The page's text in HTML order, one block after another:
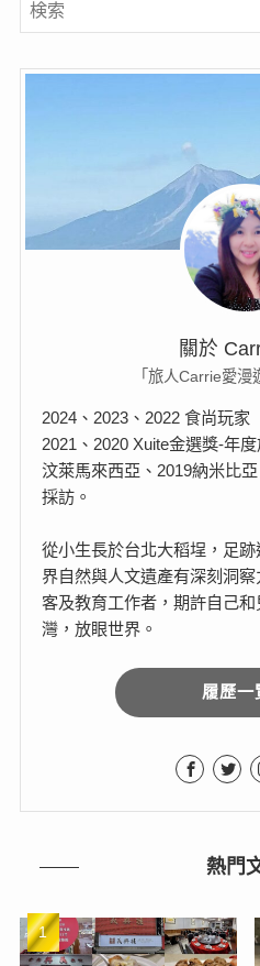
關於
「旅人Carrie愛
2024、2023、2022 食尚玩家
2021、2020 Xuite金選獎-年
汶萊馬來西亞、2019納米比
採訪。
從小生長於台北大稻埕，足
界自然與人文遺產有深刻洞
客及教育工作者，期許自己
灣，放眼世界。
履歷一
熱門